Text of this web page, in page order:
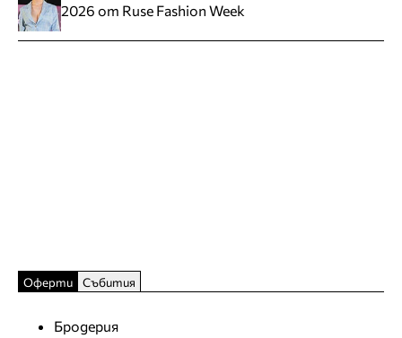
2026 от Ruse Fashion Week
Оферти Събития
Бродерия